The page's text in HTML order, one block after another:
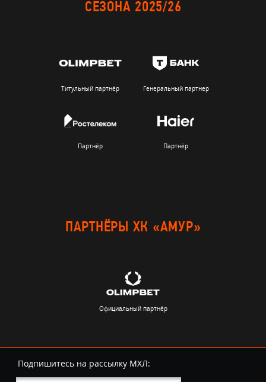
СЕЗОНА 2025/26
Титульный партнёр Генеральный партнер
Партнёр Партнёр
ПАРТНЁРЫ ХК «АМУР»
Официальный партнёр
Подпишитесь на рассылку МХЛ: